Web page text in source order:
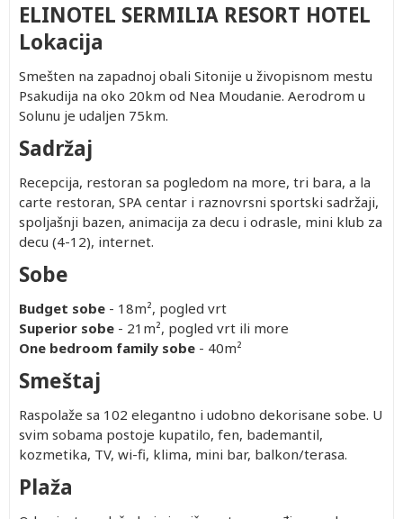
ELINOTEL SERMILIA RESORT HOTEL
Lokacija
Smešten na zapadnoj obali Sitonije u živopisnom mestu
Psakudija na oko 20km od Nea Moudanie. Aerodrom u
Solunu je udaljen 75km.
Sadržaj
Recepcija, restoran sa pogledom na more, tri bara, a la
carte restoran, SPA centar i raznovrsni sportski sadržaji,
spoljašnji bazen, animacija za decu i odrasle, mini klub za
decu (4-12), internet.
Sobe
Budget sobe - 18m², pogled vrt
Superior sobe - 21m², pogled vrt ili more
One bedroom family sobe - 40m²
Smeštaj
Raspolaže sa 102 elegantno i udobno dekorisane sobe. U
svim sobama postoje kupatilo, fen, bademantil,
kozmetika, TV, wi-fi, klima, mini bar, balkon/terasa.
Plaža